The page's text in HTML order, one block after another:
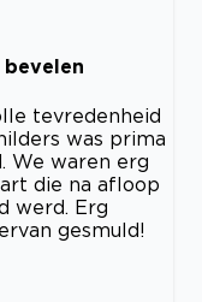
tevredenheid
was prima
We waren erg
die na afloop
werd. Erg
gesmuld!